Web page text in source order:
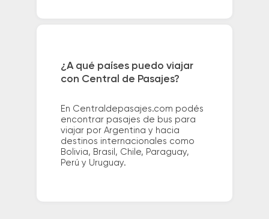
¿A qué países puedo viajar
con Central de Pasajes?
En Centraldepasajes.com podés
encontrar pasajes de bus para
viajar por Argentina y hacia
destinos internacionales como
Bolivia, Brasil, Chile, Paraguay,
Perú y Uruguay.